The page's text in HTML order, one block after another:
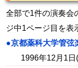
全部で1件の演奏会
ジ中1ページ目を表
●京都薬科大学管弦
1996年12月1